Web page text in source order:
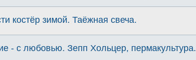
костёр зимой. Таёжная свеча.
- с любовью. Зепп Хольцер, пермакультура.